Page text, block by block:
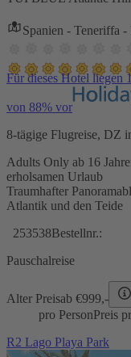
Spanien - Teneriffa
Für dieses Hotel liegen
von 88% vor
8-tägige Flugreise, DZ
Adults Only ab 16
erholsamen Urlaub
Traumhafter
Atlantik und den Teide
253538Bestellnr.:
Pauschalreise
Alter Preisab €999,-
pro PersonPreis
R2 Lago Playa Park